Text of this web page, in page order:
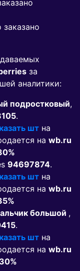
за
аналитики:
подростковый,
.
шт на
на wb.ru
94697874.
шт на
на wb.ru
большой ,
.
шт на
на wb.ru
30%